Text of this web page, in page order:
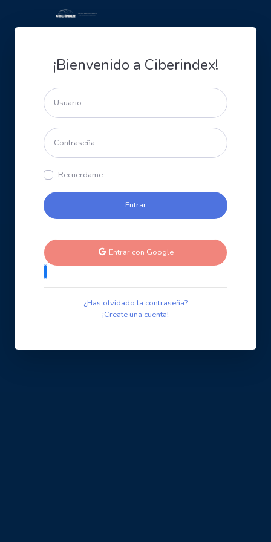
¡Bienvenido a Ciberindex!
Recuerdame
Entrar con Google
¿Has olvidado la contraseña?
¡Create una cuenta!